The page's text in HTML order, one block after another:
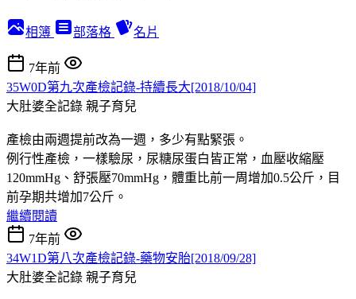
相簿 部落格 名片
7年前
35W0D第九次產檢記錄-持續長大[2018/10/04]
大肚婆全記錄 親子育兒
產檢由兩週提前改為一週，多少有點緊張。
例行性產檢，一樣驗尿，尿糖尿蛋白皆正常，血壓收縮壓
120mmHg、舒張壓70mmHg，體重比前一周增加0.5公斤，目
前孕期共增加7公斤。
繼續閱讀
7年前
34W1D第八次產檢記錄-藥物安胎[2018/09/28]
大肚婆全記錄 親子育兒